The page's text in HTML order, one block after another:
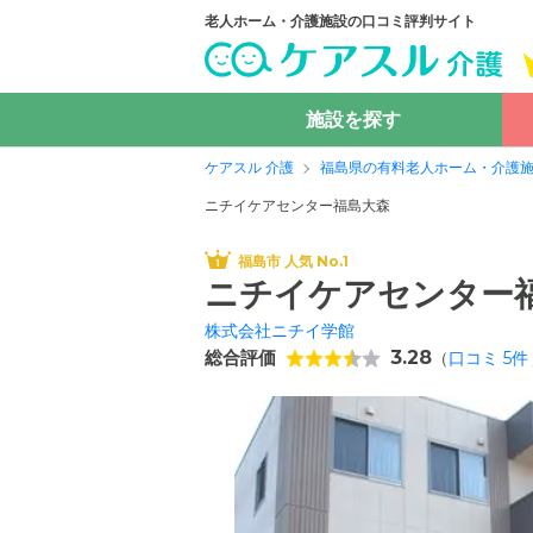
老人ホーム・介護施設の口コミ評判サイト
施設を探す
ケアスル 介護 福島県の有料老人ホーム・介護
ニチイケアセンター福島大森
福島市 人気 No.1
ニチイケアセンター
株式会社ニチイ学館
総合評価 3.28 （口コミ 5件